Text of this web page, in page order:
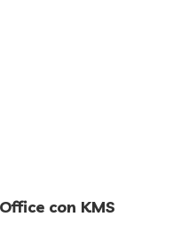
con KMS